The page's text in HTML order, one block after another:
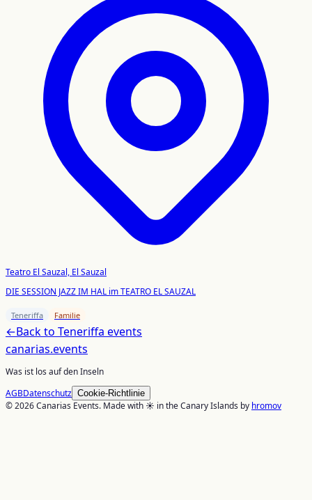
Teatro El Sauzal, El Sauzal
DIE SESSION JAZZ IM HAL im TEATRO EL SAUZAL
Teneriffa Familie
←Back to Teneriffa events
canarias.events
Was ist los auf den Inseln
AGBDatenschutz Cookie-Richtlinie
© 2026 Canarias Events. Made with ☀️ in the Canary Islands by hromov